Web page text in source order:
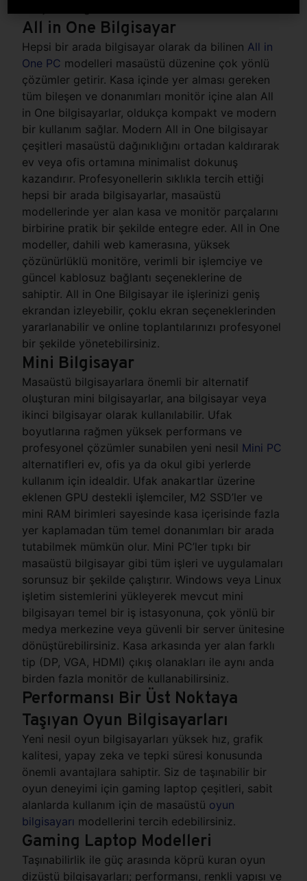
All in One Bilgisayar
Hepsi bir arada bilgisayar olarak da bilinen All in
One PC modelleri masaüstü düzenine çok yönlü
çözümler getirir. Kasa içinde yer alması gereken
tüm bileşen ve donanımları monitör içine alan All
in One bilgisayarlar, oldukça kompakt ve modern
bir kullanım sağlar. Modern All in One bilgisayar
çeşitleri masaüstü dağınıklığını ortadan kaldırarak
ev veya ofis ortamına minimalist dokunuş
kazandırır. Profesyonellerin sıklıkla tercih ettiği
hepsi bir arada bilgisayarlar, masaüstü
modellerinde yer alan kasa ve monitör parçalarını
birbirine pratik bir şekilde entegre eder. All in One
modeller, dahili web kamerasına, yüksek
çözünürlüklü monitöre, verimli bir işlemciye ve
güncel kablosuz bağlantı seçeneklerine de
sahiptir. All in One Bilgisayar ile işlerinizi geniş
ekrandan izleyebilir, çoklu ekran seçeneklerinden
yararlanabilir ve online toplantılarınızı profesyonel
bir şekilde yönetebilirsiniz.
Mini Bilgisayar
Masaüstü bilgisayarlara önemli bir alternatif
oluşturan mini bilgisayarlar, ana bilgisayar veya
ikinci bilgisayar olarak kullanılabilir. Ufak
boyutlarına rağmen yüksek performans ve
profesyonel çözümler sunabilen yeni nesil Mini PC
alternatifleri ev, ofis ya da okul gibi yerlerde
kullanım için idealdir. Ufak anakartlar üzerine
eklenen GPU destekli işlemciler, M2 SSD’ler ve
mini RAM birimleri sayesinde kasa içerisinde fazla
yer kaplamadan tüm temel donanımları bir arada
tutabilmek mümkün olur. Mini PC’ler tıpkı bir
masaüstü bilgisayar gibi tüm işleri ve uygulamaları
sorunsuz bir şekilde çalıştırır. Windows veya Linux
işletim sistemlerini yükleyerek mevcut mini
bilgisayarı temel bir iş istasyonuna, çok yönlü bir
medya merkezine veya güvenli bir server ünitesine
dönüştürebilirsiniz. Kasa arkasında yer alan farklı
tip (DP, VGA, HDMI) çıkış olanakları ile aynı anda
birden fazla monitör de kullanabilirsiniz.
Performansı Bir Üst Noktaya
Taşıyan Oyun Bilgisayarları
Yeni nesil oyun bilgisayarları yüksek hız, grafik
kalitesi, yapay zeka ve tepki süresi konusunda
önemli avantajlara sahiptir. Siz de taşınabilir bir
oyun deneyimi için gaming laptop çeşitleri, sabit
alanlarda kullanım için de masaüstü oyun
bilgisayarı modellerini tercih edebilirsiniz.
Gaming Laptop Modelleri
Taşınabilirlik ile güç arasında köprü kuran oyun
dizüstü bilgisayarları; performansı, renkli yapısı ve